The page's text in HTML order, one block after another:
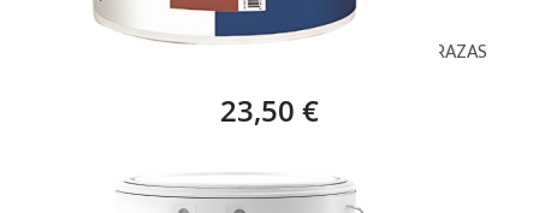
ROJO LEVANTE, PYMA CYMAELASTIC H100 TERRAZAS
23,50 €